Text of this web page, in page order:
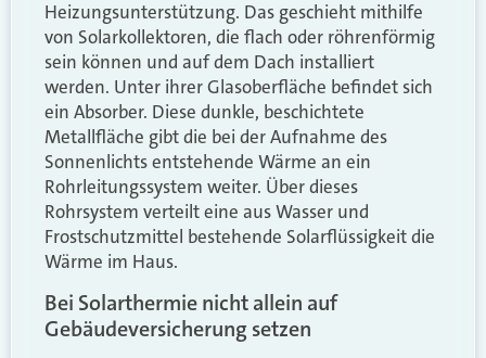
Heizungsunterstützung. Das geschieht mithilfe
von Solarkollektoren, die flach oder röhrenförmig
sein können und auf dem Dach installiert
werden. Unter ihrer Glasoberfläche befindet sich
ein Absorber. Diese dunkle, beschichtete
Metallfläche gibt die bei der Aufnahme des
Sonnenlichts entstehende Wärme an ein
Rohrleitungssystem weiter. Über dieses
Rohrsystem verteilt eine aus Wasser und
Frostschutzmittel bestehende Solarflüssigkeit die
Wärme im Haus.
Bei Solarthermie nicht allein auf
Gebäudeversicherung setzen